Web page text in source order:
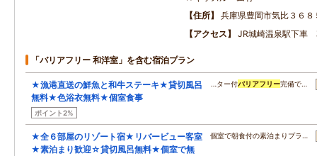
住所
兵庫県豊岡市気比３６８
アクセス
JR城崎温泉駅下車
「バリアフリー 和洋室」を含む宿泊プラン
★漁港直送の鮮魚と和牛ステーキ★貸切風呂
無料★色浴衣無料★個室食事
ポイント2%
…ター付バリアフリー完備で…
★全６部屋のリゾート宿★リバービュー客室
★素泊まり歓迎☆貸切風呂無料★個室で無
個室で朝食付の素泊まりプラ…